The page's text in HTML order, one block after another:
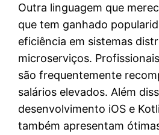
Outra linguagem que
que tem ganhado
eficiência em sistemas
microserviços.
são frequentemente
salários elevados. Além
desenvolvimento iOS e
também apresentam